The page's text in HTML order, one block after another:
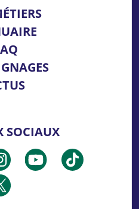
SOCIAUX